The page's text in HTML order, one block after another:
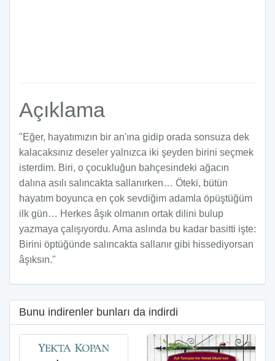
Açıklama
"Eğer, hayatımızın bir an'ına gidip orada sonsuza dek
kalacaksınız deseler yalnızca iki şeyden birini seçmek
isterdim. Biri, o çocukluğun bahçesindeki ağacın
dalına asılı salıncakta sallanırken… Öteki, bütün
hayatım boyunca en çok sevdiğim adamla öpüştüğüm
ilk gün… Herkes âşık olmanın ortak dilini bulup
yazmaya çalışıyordu. Ama aslında bu kadar basitti işte:
Birini öptüğünde salıncakta sallanır gibi hissediyorsan
âşıksın."
Bunu indirenler bunları da indirdi